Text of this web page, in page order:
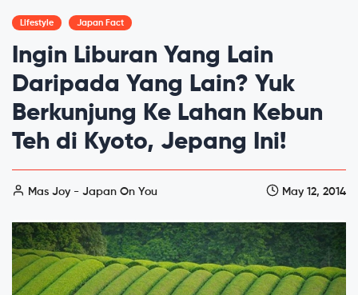
Lifestyle Japan Fact
Ingin Liburan Yang Lain
Daripada Yang Lain? Yuk
Berkunjung Ke Lahan Kebun
Teh di Kyoto, Jepang Ini!
Mas Joy - Japan On You May 12, 2014